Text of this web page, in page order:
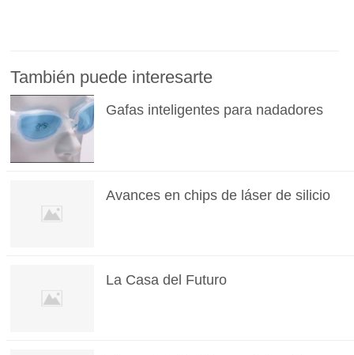
También puede interesarte
Gafas inteligentes para nadadores
Avances en chips de láser de silicio
La Casa del Futuro